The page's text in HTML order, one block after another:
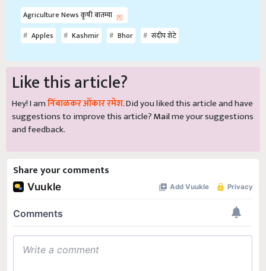
Agriculture News कृषी बातम्या
Apples
Kashmir Bhor संदीप शेटे
Like this article?
Hey! I amनिंबाळकर ओंकार रमेश. Did you liked this article and have
suggestions to improve this article?Mailme your suggestions
and feedback.
Share your comments